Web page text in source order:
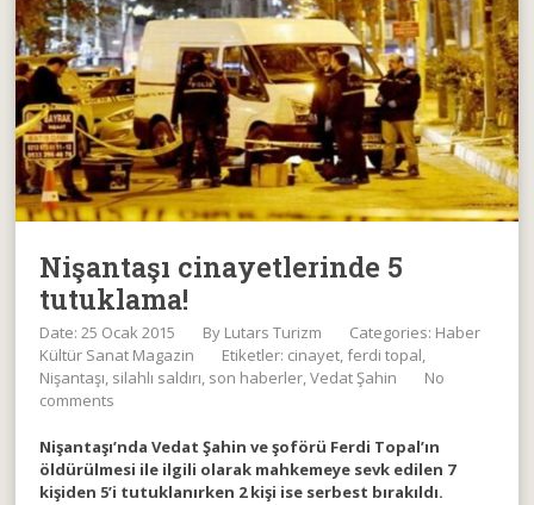
Nişantaşı cinayetlerinde 5
tutuklama!
Date: 25 Ocak 2015 By Lutars Turizm Categories: Haber
Kültür Sanat Magazin
Etiketler: cinayet,ferdi topal,
Nişantaşı, silahlı saldırı, son haberler,Vedat Şahin
No
comments
Nişantaşı’nda Vedat Şahin ve şoförü Ferdi Topal’ın
öldürülmesi ile ilgili olarak mahkemeye sevk edilen 7
kişiden 5’i tutuklanırken 2 kişi ise serbest bırakıldı.